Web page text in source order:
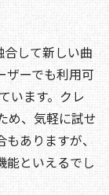
して新しい曲
ザーでも利用可
います。クレ
め、気軽に試せ
ありますが、
能といえるでし